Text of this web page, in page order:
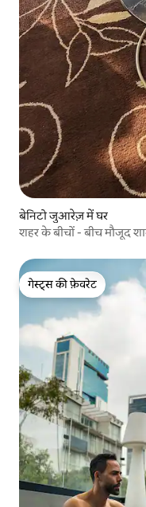
बेनिटो जुआरेज़ में घर
शहर के बीचों - बीच मौजूद
गेस्ट्स की फ़ेवरेट
गेस्ट्स की फ़ेवरेट